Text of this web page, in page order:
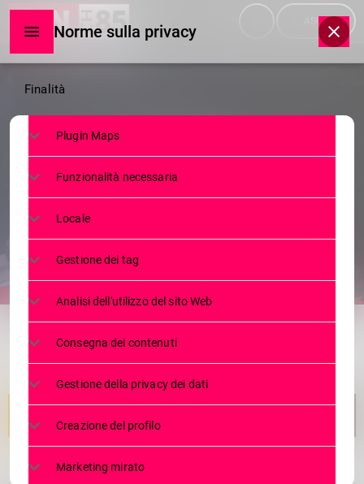
ASCOLTA
TELEGIORNALE
TG MARTEDÌ 08.12.2020
share
email
Norme sulla privacy
Norme
sulla
privacy
Finalità
Plugin Maps
Funzionalità necessaria
Locale
Gestione dei tag
Analisi dell'utilizzo del sito Web
Consegna dei contenuti
Gestione della privacy dei dati
Creazione del profilo
Marketing mirato